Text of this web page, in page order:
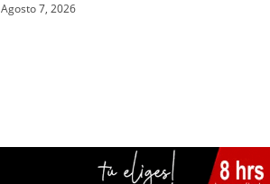
Agosto 7, 2026